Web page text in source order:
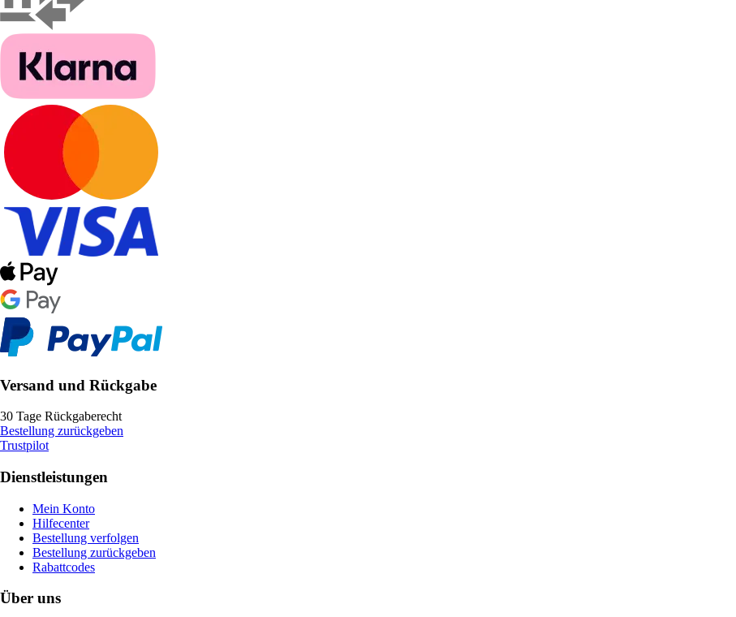
Versand und Rückgabe
30 Tage Rückgaberecht
Bestellung zurückgeben
Trustpilot
Dienstleistungen
Mein Konto
Hilfecenter
Bestellung verfolgen
Bestellung zurückgeben
Rabattcodes
Über uns